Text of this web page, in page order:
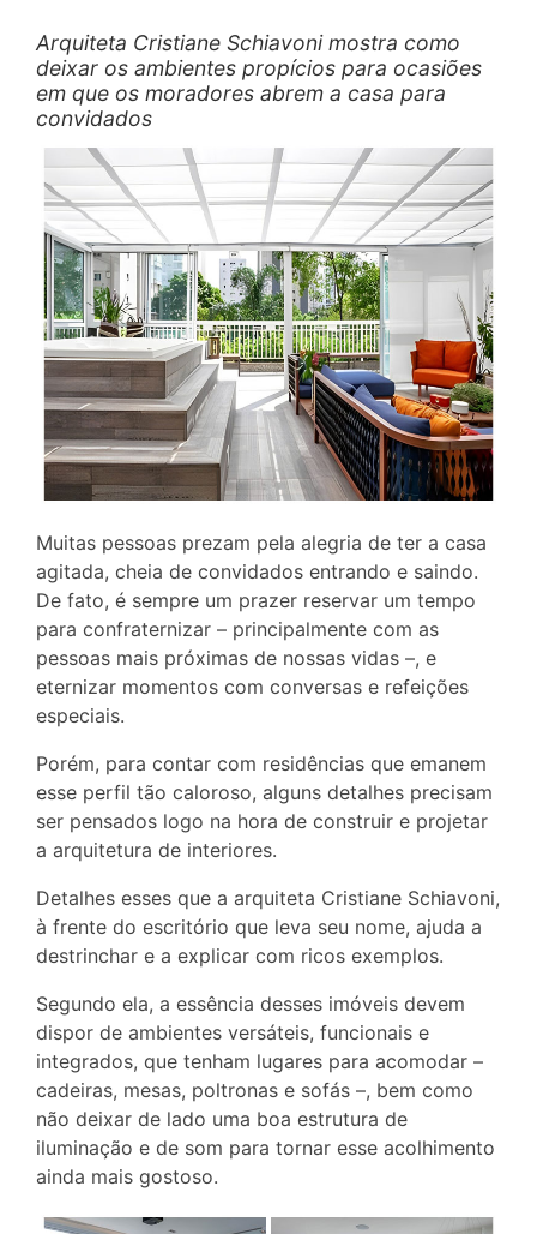
Arquiteta Cristiane Schiavoni mostra como
deixar os ambientes propícios para ocasiões
em que os moradores abrem a casa para
convidados
Muitas pessoas prezam pela alegria de ter a casa
agitada, cheia de convidados entrando e saindo.
De fato, é sempre um prazer reservar um tempo
para confraternizar – principalmente com as
pessoas mais próximas de nossas vidas –, e
eternizar momentos com conversas e refeições
especiais.
Porém, para contar com residências que emanem
esse perfil tão caloroso, alguns detalhes precisam
ser pensados logo na hora de construir e projetar
a arquitetura de interiores.
Detalhes esses que a arquiteta Cristiane Schiavoni,
à frente do escritório que leva seu nome, ajuda a
destrinchar e a explicar com ricos exemplos.
Segundo ela, a essência desses imóveis devem
dispor de ambientes versáteis, funcionais e
integrados, que tenham lugares para acomodar –
cadeiras, mesas, poltronas e sofás –, bem como
não deixar de lado uma boa estrutura de
iluminação e de som para tornar esse acolhimento
ainda mais gostoso.